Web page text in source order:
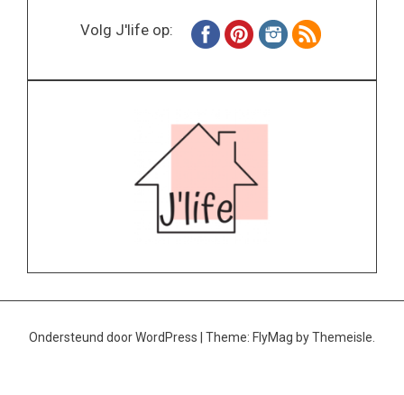
Volg J'life op:
Ondersteund door WordPress Theme: FlyMag by Themeisle.